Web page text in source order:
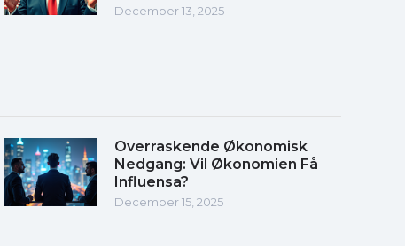
December 13, 2025
Overraskende Økonomisk
Nedgang: Vil Økonomien Få
Influensa?
December 15, 2025